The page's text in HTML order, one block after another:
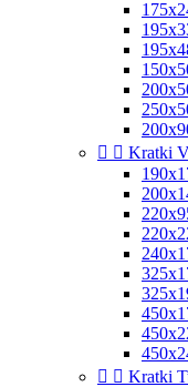
  Kratki
  Kratki